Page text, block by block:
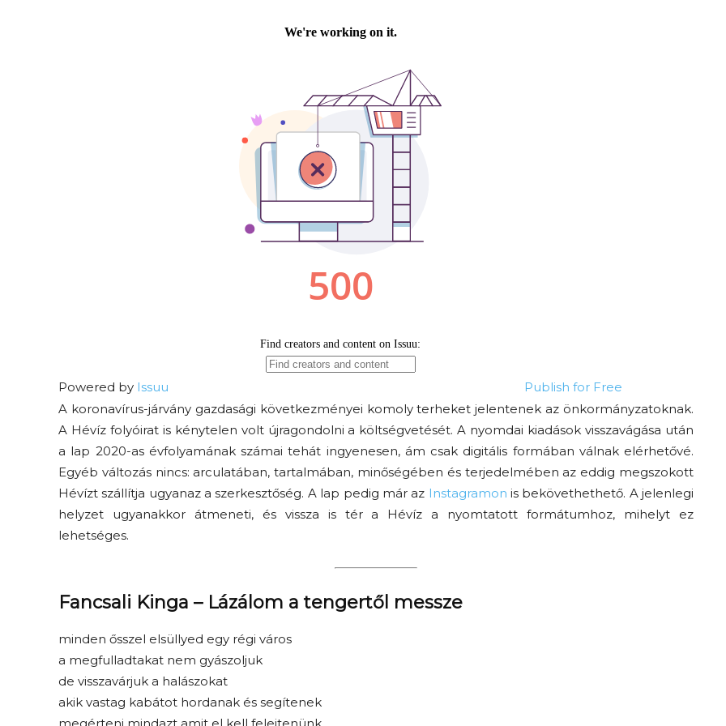
Powered by Issuu
Publish for Free
A koronavírus-járvány gazdasági következményei komoly terheket jelentenek az önkormányzatoknak.
A Hévíz folyóirat is kénytelen volt újragondolni a költségvetését. A nyomdai kiadások visszavágása után
a lap 2020-as évfolyamának számai tehát ingyenesen, ám csak digitális formában válnak elérhetővé.
Egyéb változás nincs: arculatában, tartalmában, minőségében és terjedelmében az eddig megszokott
Hévízt szállítja ugyanaz a szerkesztőség. A lap pedig már az Instagramon is bekövethethető. A jelenlegi
helyzet ugyanakkor átmeneti, és vissza is tér a Hévíz a nyomtatott formátumhoz, mihelyt ez
lehetséges.
Fancsali Kinga – Lázálom a tengertől messze
minden ősszel elsüllyed egy régi város
a megfulladtakat nem gyászoljuk
de visszavárjuk a halászokat
akik vastag kabátot hordanak és segítenek
Elveszítettük az
S03E02 premier
Amurpodcast